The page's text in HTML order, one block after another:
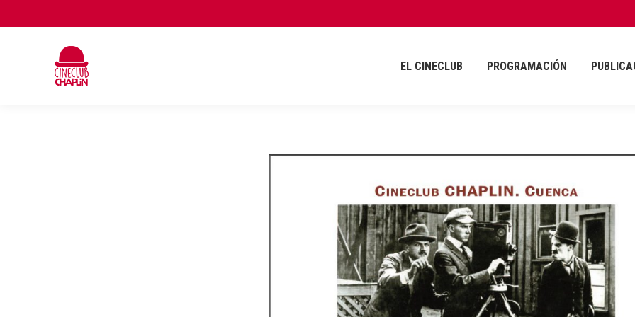
EL CINECLUB PROGRAMACIÓN
EL CINECLUB PROGRAMACIÓN